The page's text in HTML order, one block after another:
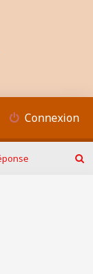
Connexion